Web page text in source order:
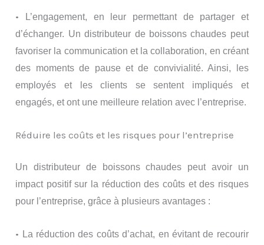
•
L’engagement, en leur permettant de partager et
d’échanger. Un distributeur de boissons chaudes peut
favoriser la communication et la collaboration, en créant
des moments de pause et de convivialité. Ainsi, les
employés et les clients se sentent impliqués et
engagés, et ont une meilleure relation avec l’entreprise.
Réduire les coûts et les risques pour l’entreprise
Un distributeur de boissons chaudes peut avoir un
impact positif sur la réduction des coûts et des risques
pour l’entreprise, grâce à plusieurs avantages :
• La réduction des coûts d’achat, en évitant de recourir